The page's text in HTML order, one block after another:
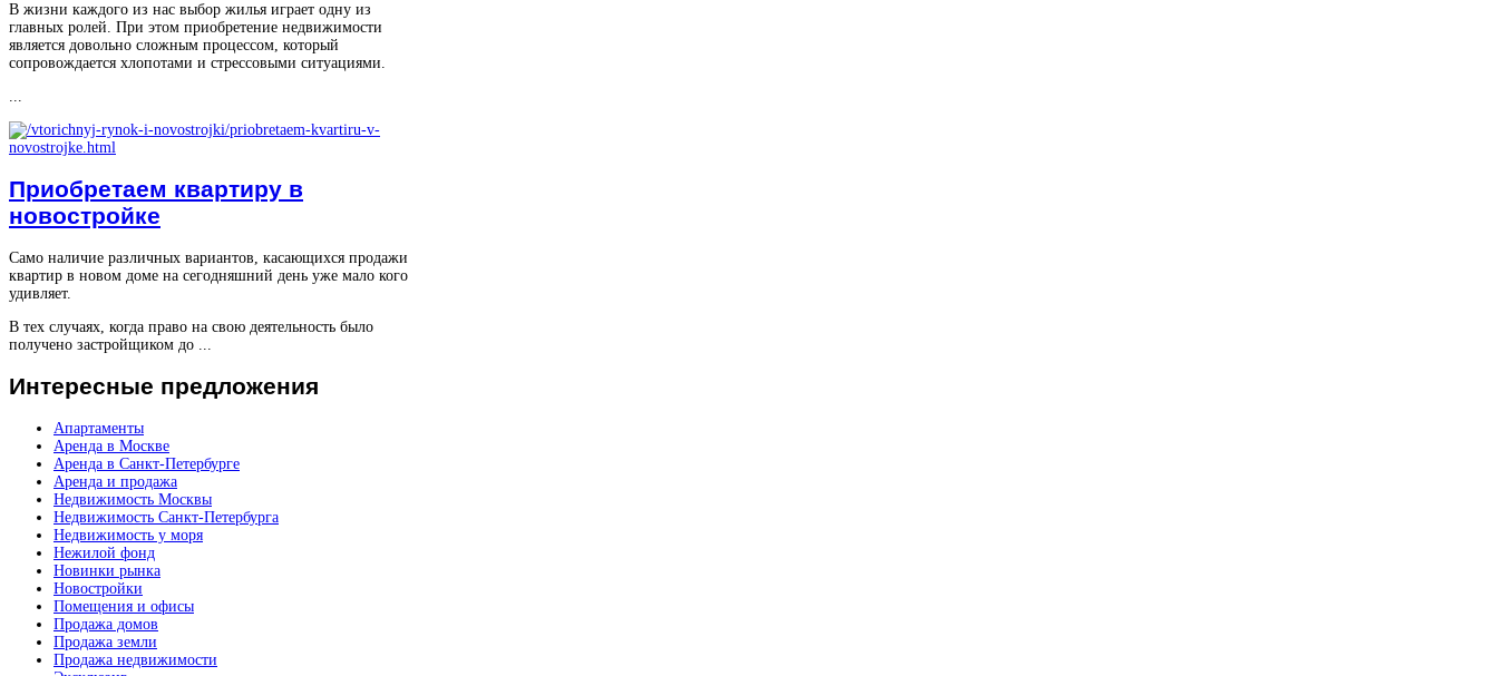
В жизни каждого из нас выбор жилья играет одну из
главных ролей. При этом приобретение недвижимости
является довольно сложным процессом, который
сопровождается хлопотами и стрессовыми ситуациями.
...
Приобретаем квартиру в
новостройке
Само наличие различных вариантов, касающихся продажи
квартир в новом доме на сегодняшний день уже мало кого
удивляет.
В тех случаях, когда право на свою деятельность было
получено застройщиком до ...
Интересные предложения
Апартаменты
Аренда в Москве
Аренда в Санкт-Петербурге
Аренда и продажа
Недвижимость Москвы
Недвижимость Санкт-Петербурга
Недвижимость у моря
Нежилой фонд
Новинки рынка
Новостройки
Помещения и офисы
Продажа домов
Продажа земли
Продажа недвижимости